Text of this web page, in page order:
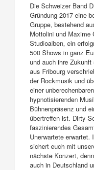
Die Schweizer Band
Gründung 2017 eine
Gruppe, bestehend
Mottolini und Maxime
Studioalben, ein
500 Shows in ganz
und auch ihre
aus Fribourg
der Rockmusik und
einer
hypnotisierenden
Bühnenpräsenz und
übertreffen ist. Dirty
faszinierendes
Unerwartete erwartet.
sichert euch mit
nächste Konzert,
auch in Deutschland